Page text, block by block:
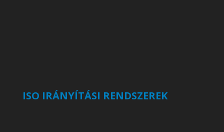
ISO IRÁNYÍTÁSI RENDSZEREK